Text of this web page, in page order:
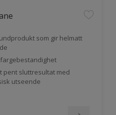
som gir helmatt
pent sluttresultat med
utseende